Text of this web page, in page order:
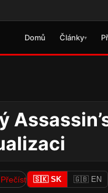
Domů Články▾
Přečíst 🇸🇰 SK 🇬🇧 EN